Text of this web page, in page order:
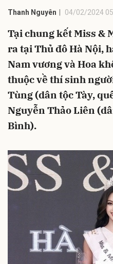
Thanh Nguyên 04/02/2024
Tại chung kết Miss &
ra tại Thủ đô Hà Nội,
Nam vương và Hoa
thuộc về thí sinh
Tùng (dân tộc Tày,
Nguyễn Thảo Liên
Bình).